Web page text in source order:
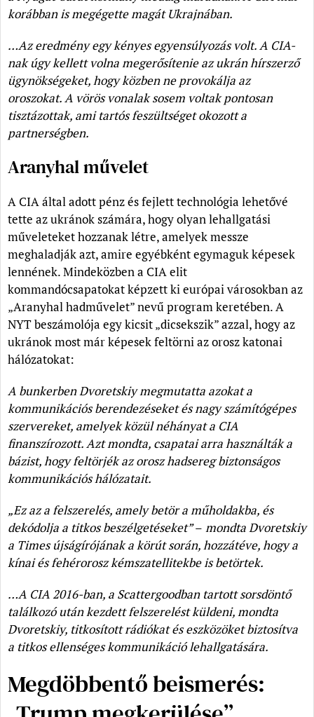
korábban is megégette magát Ukrajnában.
…Az eredmény egy kényes egyensúlyozás volt. A CIA-
nak úgy kellett volna megerősítenie az ukrán hírszerző
ügynökségeket, hogy közben ne provokálja az
oroszokat. A vörös vonalak sosem voltak pontosan
tisztázottak, ami tartós feszültséget okozott a
partnerségben.
Aranyhal művelet
A CIA által adott pénz és fejlett technológia lehetővé
tette az ukránok számára, hogy olyan lehallgatási
műveleteket hozzanak létre, amelyek messze
meghaladják azt, amire egyébként egymaguk képesek
lennének. Mindeközben a CIA elit
kommandócsapatokat képzett ki európai városokban az
„Aranyhal hadművelet” nevű program keretében. A
NYT beszámolója egy kicsit „dicsekszik” azzal, hogy az
ukránok most már képesek feltörni az orosz katonai
hálózatokat:
A bunkerben Dvoretskiy megmutatta azokat a
kommunikációs berendezéseket és nagy számítógépes
szervereket, amelyek közül néhányat a CIA
finanszírozott. Azt mondta, csapatai arra használták a
bázist, hogy feltörjék az orosz hadsereg biztonságos
kommunikációs hálózatait.
„Ez az a felszerelés, amely betör a műholdakba, és
dekódolja a titkos beszélgetéseket”– mondta Dvoretskiy
a Times újságírójának a körút során, hozzátéve, hogy a
kínai és fehérorosz kémszatellitekbe is betörtek.
…A CIA 2016-ban, a Scattergoodban tartott sorsdöntő
találkozó után kezdett felszerelést küldeni, mondta
Dvoretskiy, titkosított rádiókat és eszközöket biztosítva
a titkos ellenséges kommunikáció lehallgatására.
Megdöbbentő beismerés: